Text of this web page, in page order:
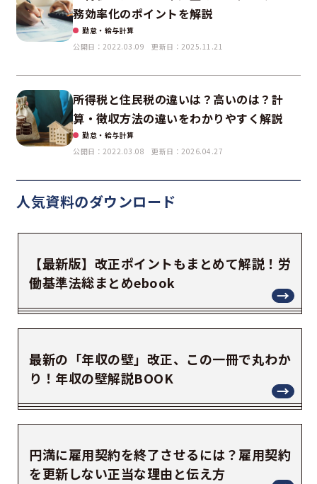
務効率化のポイントを解説
勤怠・給与計算
公開日：2022.03.09
更新日：2025.11.21
所得税と住民税の違いは？高いのは？計
算・徴収方法の違いをわかりやすく解説
勤怠・給与計算
公開日：2022.03.08
更新日：2026.04.27
人気資料のダウンロード
【最新版】改正ポイントもまとめて解説！労
働基準法総まとめebook
最新の「年収の壁」改正、この一冊で丸わか
り！年収の壁解説BOOK
円満に雇用契約を終了させるには？雇用契約
を更新しない正当な理由と伝え方